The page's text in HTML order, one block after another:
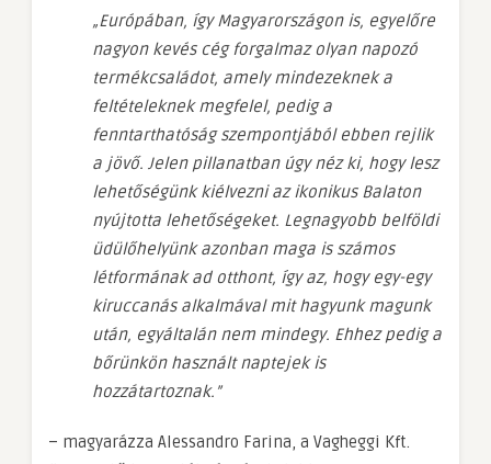
„Európában, így Magyarországon is, egyelőre
nagyon kevés cég forgalmaz olyan napozó
termékcsaládot, amely mindezeknek a
feltételeknek megfelel, pedig a
fenntarthatóság szempontjából ebben rejlik
a jövő. Jelen pillanatban úgy néz ki, hogy lesz
lehetőségünk kiélvezni az ikonikus Balaton
nyújtotta lehetőségeket. Legnagyobb belföldi
üdülőhelyünk azonban maga is számos
létformának ad otthont, így az, hogy egy-egy
kiruccanás alkalmával mit hagyunk magunk
után, egyáltalán nem mindegy. Ehhez pedig a
bőrünkön használt naptejek is
hozzátartoznak.”
– magyarázza Alessandro Farina, a Vagheggi Kft.